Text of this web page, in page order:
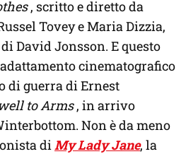
, scritto e diretto da
Tovey e Maria Dizzia,
David Jonsson. E questo
cinematografico
di guerra di Ernest
to Arms, in arrivo
Non è da meno
diMy Lady Jane, la